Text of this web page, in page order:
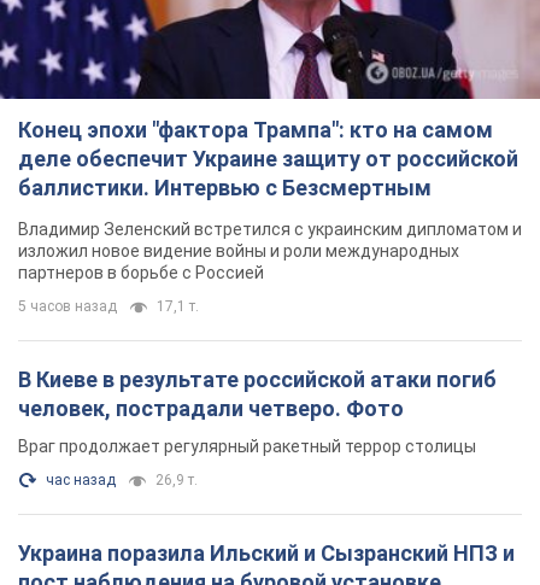
Конец эпохи "фактора Трампа": кто на самом
деле обеспечит Украине защиту от российской
баллистики. Интервью с Безсмертным
Владимир Зеленский встретился с украинским дипломатом и
изложил новое видение войны и роли международных
партнеров в борьбе с Россией
5 часов назад 17,1 т.
В Киеве в результате российской атаки погиб
человек, пострадали четверо. Фото
Враг продолжает регулярный ракетный террор столицы
час назад 26,9 т.
Украина поразила Ильский и Сызранский НПЗ и